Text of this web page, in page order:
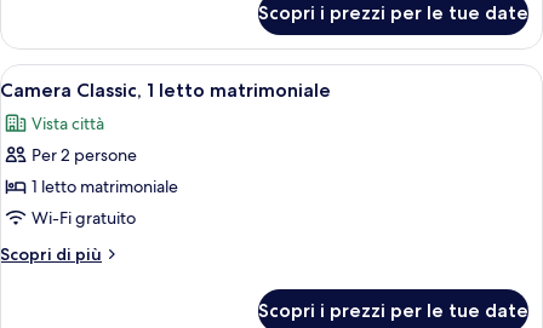
accessibile
ai
disabili
(Accessible)
Standard,
letto
accessibile
ai
(Accessible)
Scopri i prezzi per le tue date
Apri
tutte
le
foto
per
Camera
Classic,
1
Camera Classic, 1 letto
11
Camera Classic, 1 letto matrimoniale
Vista città
Per 2 persone
1 letto matrimoniale
Wi-Fi gratuito
Scopri di più
Altri
Scopri i prezzi per le tue date